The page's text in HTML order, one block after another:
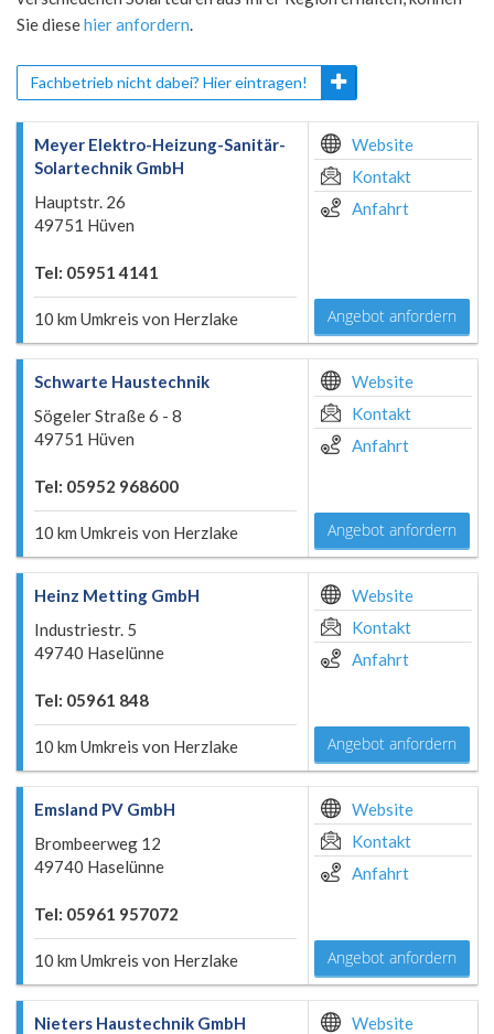
Sie diesehier anfordern.
Fachbetrieb nicht dabei? Hier eintragen!
Meyer Elektro-Heizung-Sanitär-
Solartechnik GmbH
Hauptstr. 26
49751 Hüven
Tel: 05951 4141
10 km Umkreis von Herzlake
Website
Kontakt
Anfahrt
Angebot anfordern
Schwarte Haustechnik
Sögeler Straße 6 - 8
49751 Hüven
Tel: 05952 968600
10 km Umkreis von Herzlake
Website
Kontakt
Anfahrt
Angebot anfordern
Heinz Metting GmbH
Industriestr. 5
49740 Haselünne
Tel: 05961 848
10 km Umkreis von Herzlake
Website
Kontakt
Anfahrt
Angebot anfordern
Emsland PV GmbH
Brombeerweg 12
49740 Haselünne
Tel: 05961 957072
10 km Umkreis von Herzlake
Website
Kontakt
Anfahrt
Angebot anfordern
Nieters Haustechnik GmbH
Website